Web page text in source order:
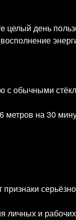
день
с обычными
метров на 30
личных и